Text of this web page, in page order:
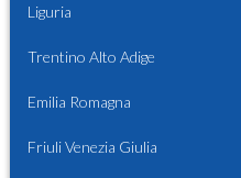
Liguria
Trentino Alto Adige
Emilia Romagna
Friuli Venezia Giulia